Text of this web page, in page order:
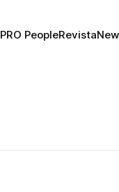
PRO PeopleRevista